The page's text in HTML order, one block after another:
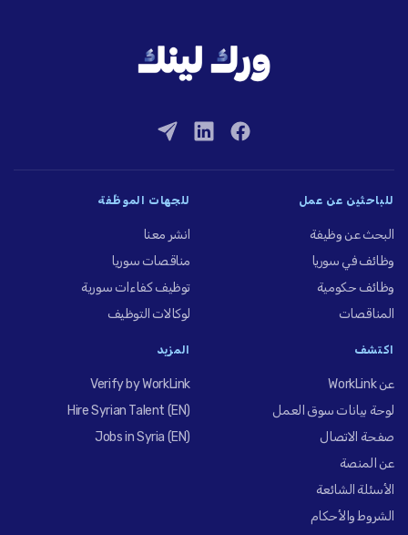
للباحثين عن عمل
البحث عن وظيفة
وظائف في سوريا
وظائف حكومية
المناقصات
للجهات الموظِّفة
انشر معنا
مناقصات سوريا
توظيف كفاءات سورية
لوكالات التوظيف
اكتشف
عن WorkLink
لوحة بيانات سوق العمل
صفحة الاتصال
عن المنصة
الأسئلة الشائعة
الشروط والأحكام
المزيد
Verify by WorkLink
Hire Syrian Talent (EN)
Jobs in Syria (EN)